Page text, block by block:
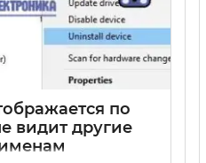
по
видит другие